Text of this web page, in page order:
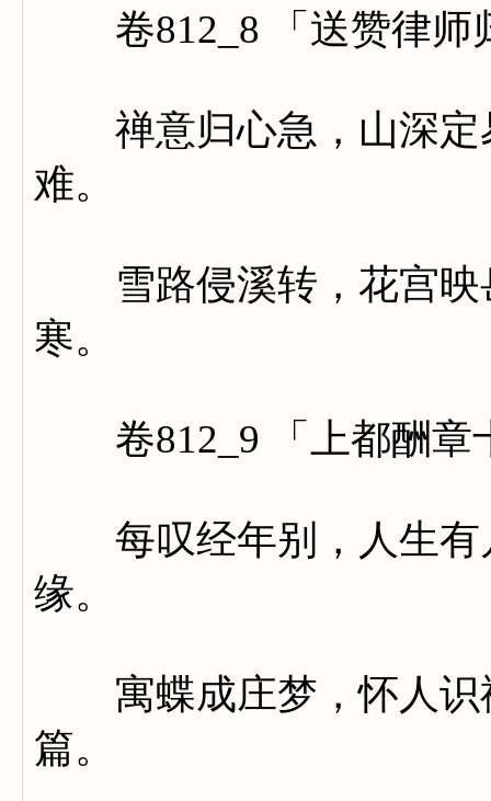
卷812_8 「送赞律师
禅意归心急，山深定
难。
雪路侵溪转，花宫映
寒。
卷812_9 「上都酬章
每叹经年别，人生有
缘。
寓蝶成庄梦，怀人识
篇。